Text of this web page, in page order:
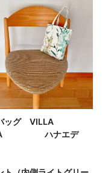
ッグ VILLA
ハナエデ